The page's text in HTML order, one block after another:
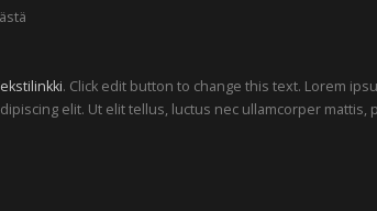
. Click edit button to change this text. Lorem
elit. Ut elit tellus, luctus nec ullamcorper mattis,